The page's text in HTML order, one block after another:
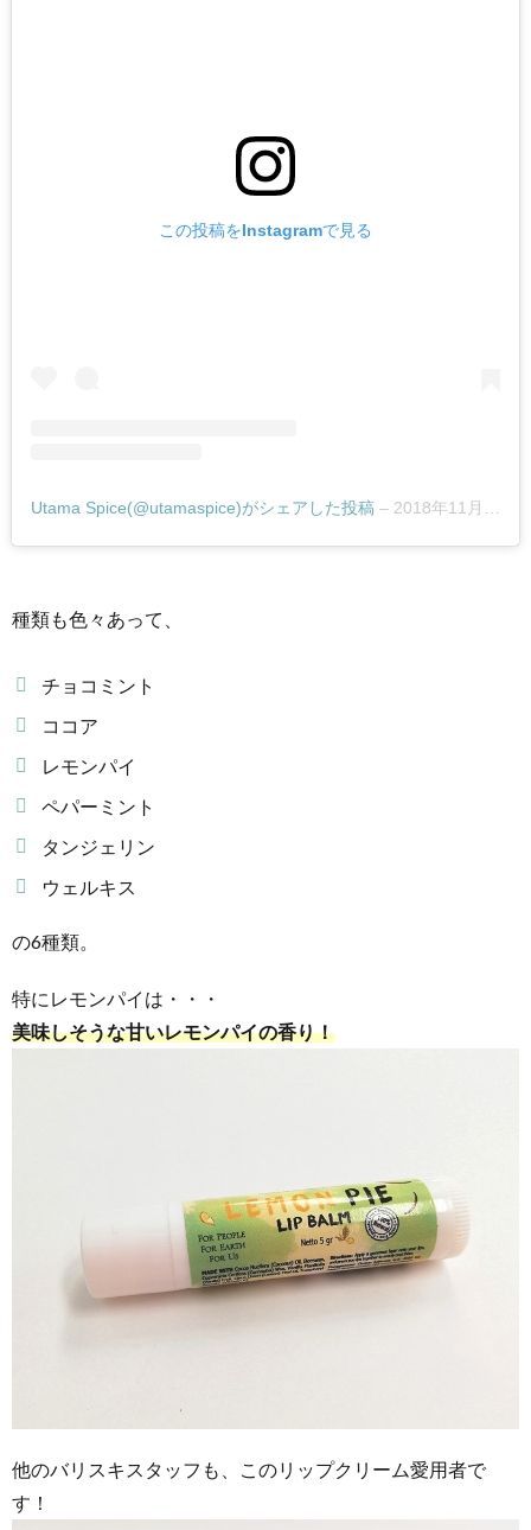
この投稿をInstagramで見る
Utama Spice(@utamaspice)がシェアした投稿 – 2018年11月月25日午後10時30分PST
種類も色々あって、
チョコミント
ココア
レモンパイ
ペパーミント
タンジェリン
ウェルキス
の6種類。
特にレモンパイは・・・
美味しそうな甘いレモンパイの香り！
他のバリスキスタッフも、このリップクリーム愛用者で
す！